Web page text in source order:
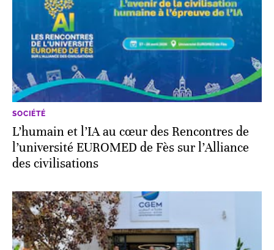
SOCIÉTÉ
L’humain et l’IA au cœur des Rencontres de
l’université EUROMED de Fès sur l’Alliance
des civilisations